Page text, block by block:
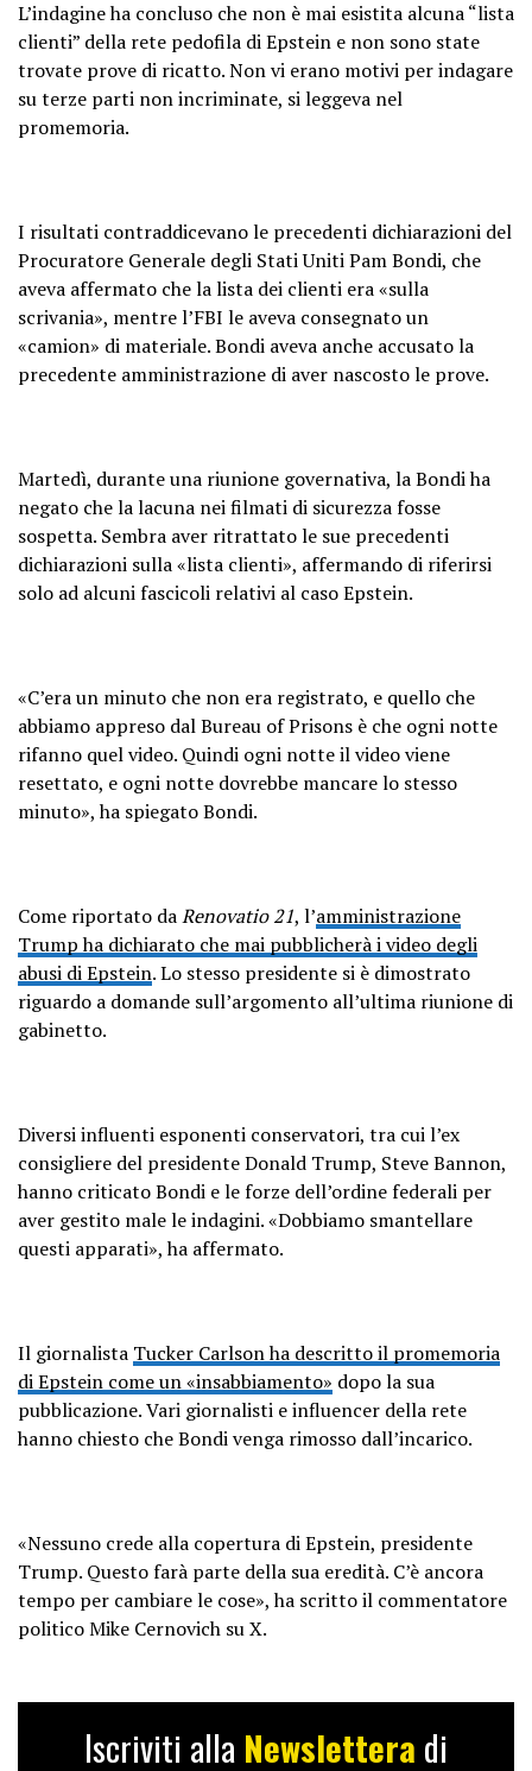
L’indagine ha concluso che non è mai esistita alcuna “lista
clienti” della rete pedofila di Epstein e non sono state
trovate prove di ricatto. Non vi erano motivi per indagare
su terze parti non incriminate, si leggeva nel
promemoria.
I risultati contraddicevano le precedenti dichiarazioni del
Procuratore Generale degli Stati Uniti Pam Bondi, che
aveva affermato che la lista dei clienti era «sulla
scrivania», mentre l’FBI le aveva consegnato un
«camion» di materiale. Bondi aveva anche accusato la
precedente amministrazione di aver nascosto le prove.
Martedì, durante una riunione governativa, la Bondi ha
negato che la lacuna nei filmati di sicurezza fosse
sospetta. Sembra aver ritrattato le sue precedenti
dichiarazioni sulla «lista clienti», affermando di riferirsi
solo ad alcuni fascicoli relativi al caso Epstein.
«C’era un minuto che non era registrato, e quello che
abbiamo appreso dal Bureau of Prisons è che ogni notte
rifanno quel video. Quindi ogni notte il video viene
resettato, e ogni notte dovrebbe mancare lo stesso
minuto», ha spiegato Bondi.
Come riportato daRenovatio 21, l’amministrazione
Trump ha dichiarato che mai pubblicherà i video degli
abusi di Epstein. Lo stesso presidente si è dimostrato
riguardo a domande sull’argomento all’ultima riunione di
gabinetto.
Diversi influenti esponenti conservatori, tra cui l’ex
consigliere del presidente Donald Trump, Steve Bannon,
hanno criticato Bondi e le forze dell’ordine federali per
aver gestito male le indagini. «Dobbiamo smantellare
questi apparati», ha affermato.
Il giornalista Tucker Carlson ha descritto il promemoria
di Epstein come un «insabbiamento» dopo la sua
pubblicazione. Vari giornalisti e influencer della rete
hanno chiesto che Bondi venga rimosso dall’incarico.
«Nessuno crede alla copertura di Epstein, presidente
Trump. Questo farà parte della sua eredità. C’è ancora
tempo per cambiare le cose», ha scritto il commentatore
politico Mike Cernovich su X.
Iscriviti alla Newslettera di